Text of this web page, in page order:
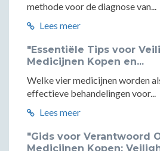
methode voor de diagnose van...
Lees meer
"Essentiële Tips voor
Medicijnen Kopen en...
Welke vier medicijnen worden
effectieve behandelingen voor...
Lees meer
"Gids voor Verantwoord
Medicijnen Kopen: